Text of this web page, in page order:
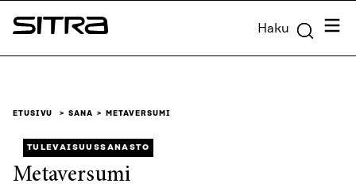
Siirry
suoraan
Sitra Haku
ETUSIVU SANA METAVERSUMI
TULEVAISUUSSANASTO
Metaversumi